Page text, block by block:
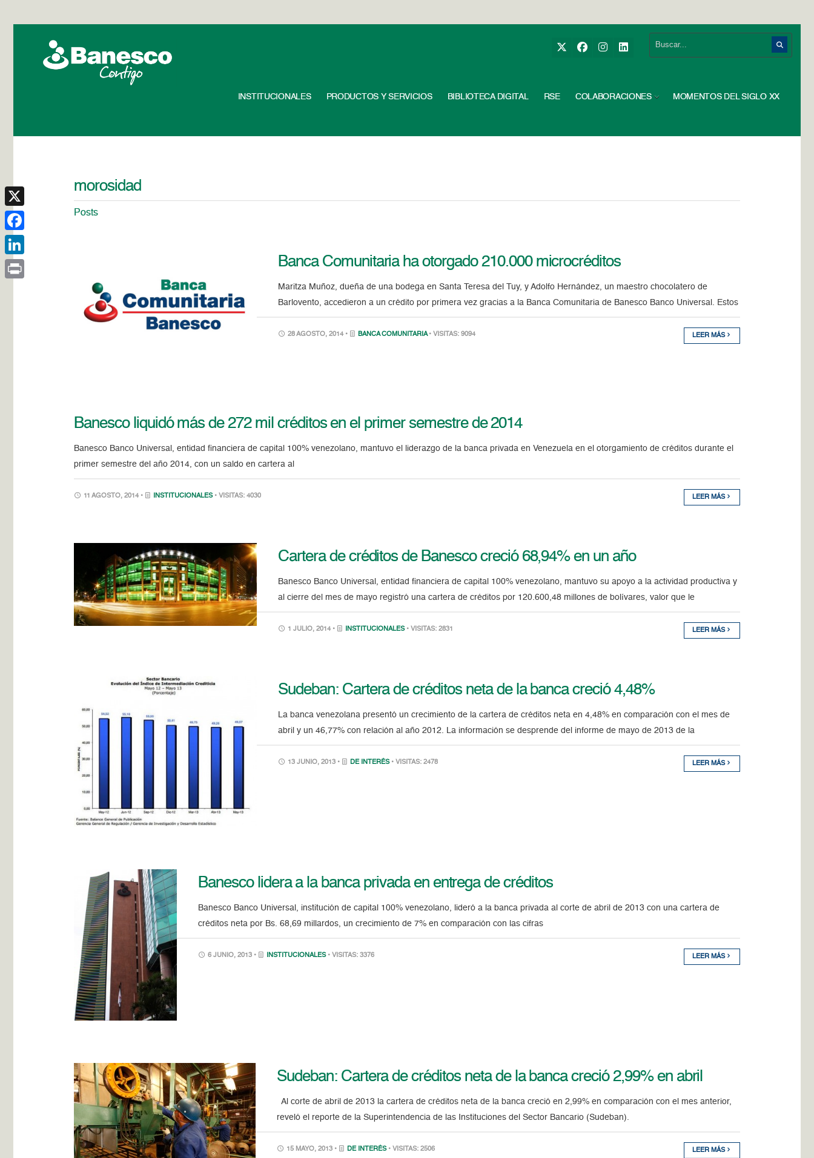
INSTITUCIONALES PRODUCTOS Y SERVICIOS BIBLIOTECA DIGITAL RSE COLABORACIONES MOMENTOS DEL SIGLO XX
morosidad
Posts
Banca Comunitaria ha otorgado 210.000 microcréditos
Maritza Muñoz, dueña de una bodega en Santa Teresa del Tuy, y Adolfo Hernández, un maestro chocolatero de
Barlovento, accedieron a un crédito por primera vez gracias a la Banca Comunitaria de Banesco Banco Universal. Estos
28 AGOSTO, 2014 • BANCA COMUNITARIA • VISITAS: 9094 LEER MÁS
Banesco liquidó más de 272 mil créditos en el primer semestre de 2014
Banesco Banco Universal, entidad financiera de capital 100% venezolano, mantuvo el liderazgo de la banca privada en Venezuela en el otorgamiento de créditos durante el
primer semestre del año 2014, con un saldo en cartera al
11 AGOSTO, 2014 • INSTITUCIONALES • VISITAS: 4030 LEER MÁS
Cartera de créditos de Banesco creció 68,94% en un año
Banesco Banco Universal, entidad financiera de capital 100% venezolano, mantuvo su apoyo a la actividad productiva y
al cierre del mes de mayo registró una cartera de créditos por 120.600,48 millones de bolívares, valor que le
1 JULIO, 2014 • INSTITUCIONALES • VISITAS: 2831 LEER MÁS
Sudeban: Cartera de créditos neta de la banca creció 4,48%
La banca venezolana presentó un crecimiento de la cartera de créditos neta en 4,48% en comparación con el mes de
abril y un 46,77% con relación al año 2012. La información se desprende del informe de mayo de 2013 de la
13 JUNIO, 2013 • DE INTERÉS • VISITAS: 2478 LEER MÁS
Banesco lidera a la banca privada en entrega de créditos
Banesco Banco Universal, institución de capital 100% venezolano, lideró a la banca privada al corte de abril de 2013 con una cartera de
créditos neta por Bs. 68,69 millardos, un crecimiento de 7% en comparación con las cifras
6 JUNIO, 2013 • INSTITUCIONALES • VISITAS: 3376 LEER MÁS
Sudeban: Cartera de créditos neta de la banca creció 2,99% en abril
Al corte de abril de 2013 la cartera de créditos neta de la banca creció en 2,99% en comparación con el mes anterior,
reveló el reporte de la Superintendencia de las Instituciones del Sector Bancario (Sudeban).
15 MAYO, 2013 • DE INTERÉS • VISITAS: 2506 LEER MÁS
X
Facebook
LinkedIn